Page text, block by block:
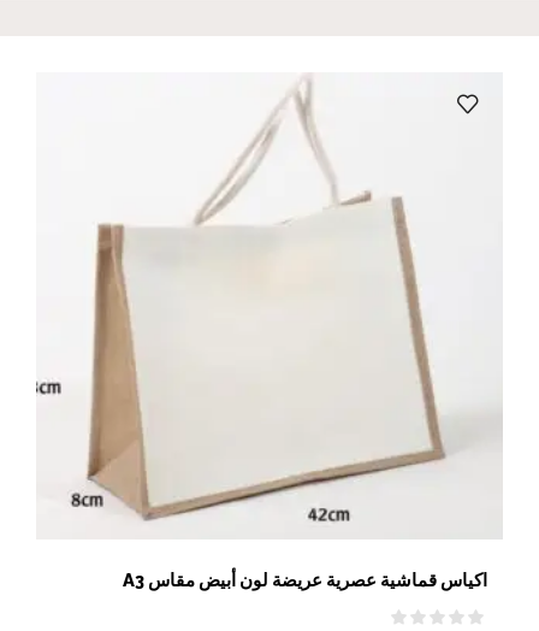
اكياس قماشية عصرية عريضة لون أبيض مقاس A3